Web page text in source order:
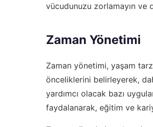
vücudunuzu zorlamayın ve
Zaman Yönetimi
Zaman yönetimi, yaşam
önceliklerini belirleyerek,
yardımcı olacak bazı
faydalanarak, eğitim ve